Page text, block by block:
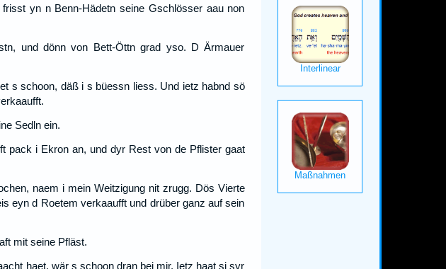
yn n Benn-Hädetn seine Gschlösser aau non
und dönn von Bett-Öttn grad yso. D Ärmauer
s schoon, däß i s büessn liess. Und ietz habnd sö
Sedln ein.
pack i Ekron an, und dyr Rest von de Pflister gaat
naem i mein Weitzigung nit zrugg. Dös Vierte
eyn d Roetem verkaaufft und drüber ganz auf sein
mit seine Pfläst.
haet, wär s schoon dran bei mir. Ietz haat si syr